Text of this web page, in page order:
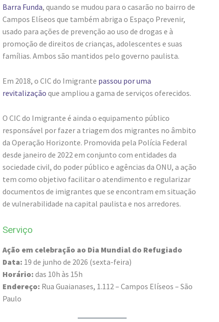
Barra Funda, quando se mudou para o casarão no bairro de
Campos Elíseos que também abriga o Espaço Prevenir,
usado para ações de prevenção ao uso de drogas e à
promoção de direitos de crianças, adolescentes e suas
famílias. Ambos são mantidos pelo governo paulista.
Em 2018, o CIC do Imigrante passou por uma
revitalização que ampliou a gama de serviços oferecidos.
O CIC do Imigrante é ainda o equipamento público
responsável por fazer a triagem dos migrantes no âmbito
da Operação Horizonte. Promovida pela Polícia Federal
desde janeiro de 2022 em conjunto com entidades da
sociedade civil, do poder público e agências da ONU, a ação
tem como objetivo facilitar o atendimento e regularizar
documentos de imigrantes que se encontram em situação
de vulnerabilidade na capital paulista e nos arredores.
Serviço
Ação em celebração ao Dia Mundial do Refugiado
Data: 19 de junho de 2026 (sexta-feira)
Horário: das 10h às 15h
Endereço: Rua Guaianases, 1.112 – Campos Elíseos – São
Paulo